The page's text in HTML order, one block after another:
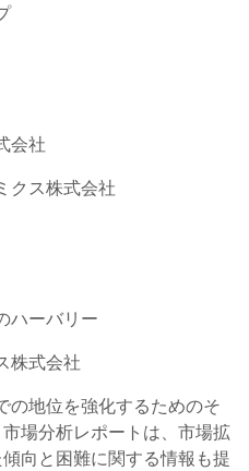
会社
クス株式会社
ハーバリー
株式会社
の地位を強化するためのそ
場分析レポートは、市場拡
向と困難に関する情報も提